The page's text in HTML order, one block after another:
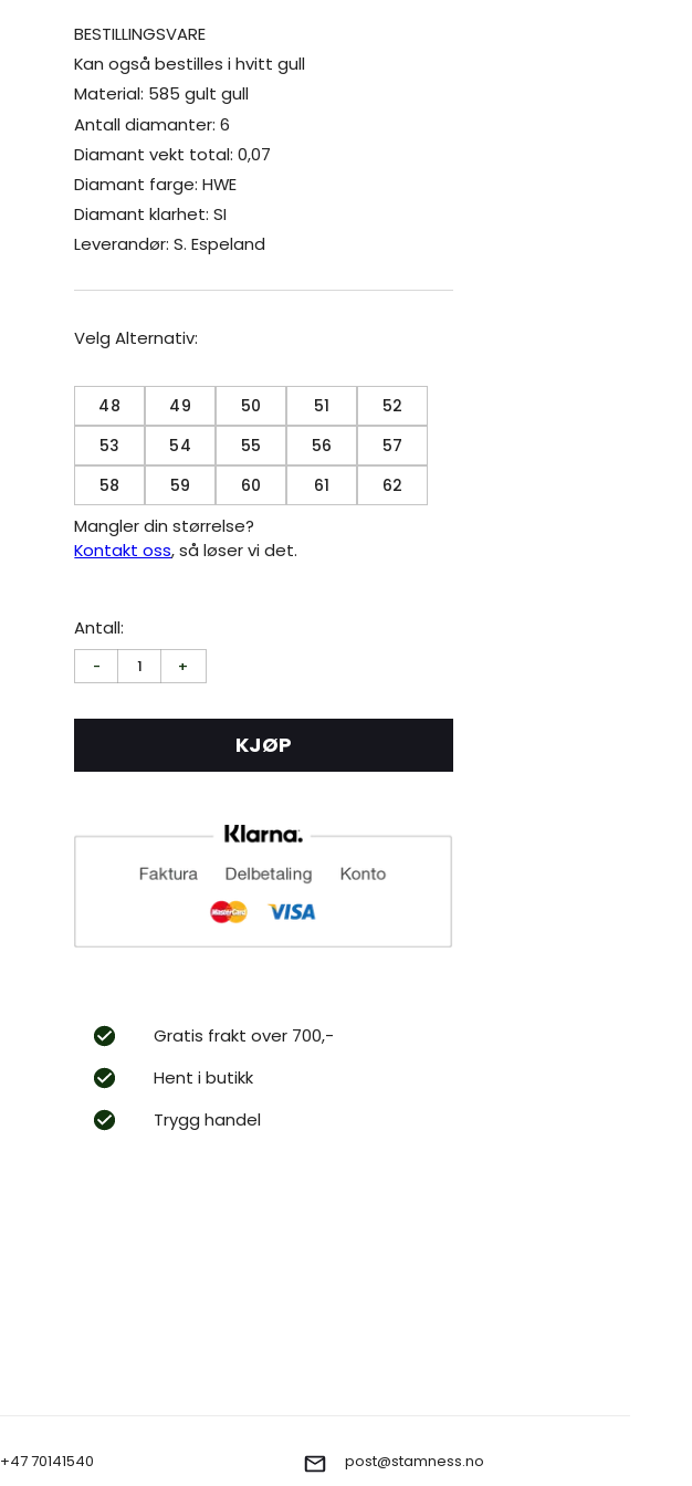
BESTILLINGSVARE
Kan også bestilles i hvitt gull
Material: 585 gult gull
Antall diamanter: 6
Diamant vekt total: 0,07
Diamant farge: HWE
Diamant klarhet: SI
Leverandør: S. Espeland
Velg Alternativ:
48 49 50 51
52
53
54 55 56
57
58
59 60 61 62
Mangler din størrelse?
Kontakt oss, så løser vi det.
Antall:
- 1 +
KJØP
Gratis frakt over 700,-
Hent i butikk
Trygg handel
+47 70141540 post@stamness.no